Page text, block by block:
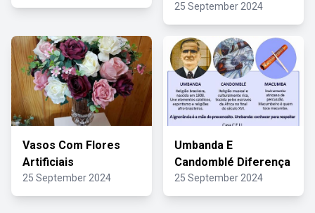
25 September 2024
Vasos Com Flores
Artificiais
25 September 2024
Umbanda E
Candomblé Diferença
25 September 2024